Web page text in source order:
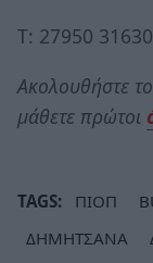
Τ: 27950
Ακολουθήστε το
μάθετε πρώτοι
TAGS: ΠΙΟΠ
ΔΗΜΗΤΣΑΝΑ